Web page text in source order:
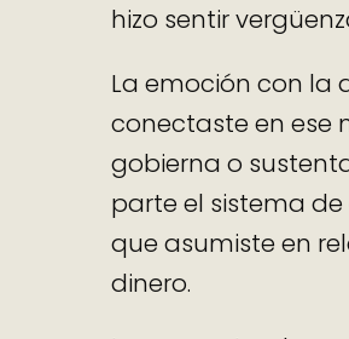
hizo sentir
La emoción con la
conectaste en ese
gobierna o
parte el sistema
que asumiste en
dinero.